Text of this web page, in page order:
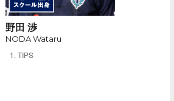
野田 渉
NODA Wataru
TIPS